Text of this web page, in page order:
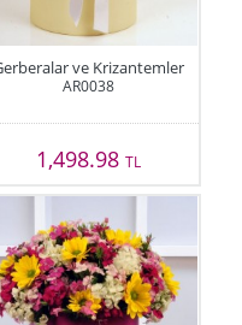
ve Krizantemler
AR0038
1,498.98 TL